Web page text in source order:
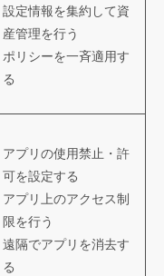
設定情報を集約して資
産管理を行う
ポリシーを一斉適用す
る
アプリの使用禁止・許
可を設定する
アプリ上のアクセス制
限を行う
遠隔でアプリを消去す
る